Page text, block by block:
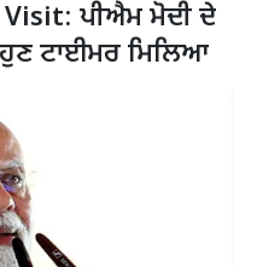
ਪੀਐਮ ਮੋਦੀ ਦੇ
ਟਾਈਮਰ ਮਿਲਿਆ